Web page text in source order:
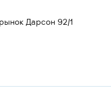
Дарсон 92/1